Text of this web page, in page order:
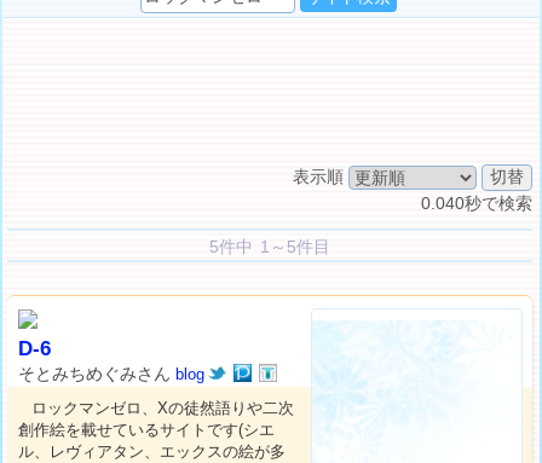
表示順
0.040秒で検索
5件中 1～5件目
D-6
そとみちめぐみさんblog
ロックマンゼロ、Xの徒然語りや二次
創作絵を載せているサイトです(シエ
ル、レヴィアタン、エックスの絵が多